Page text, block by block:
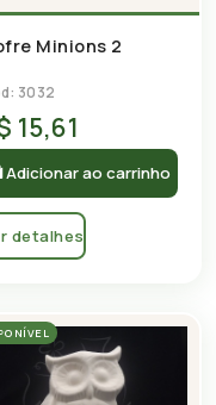
Minions 2
3032
15,61
ao carrinho
detalhes